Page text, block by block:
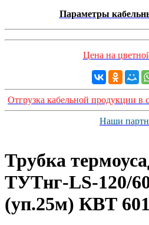
Параметры
Цена на
Отгрузка кабельной продукции в
Наши
Трубка
ТУТнг-LS-120/
(уп.25м) КВТ